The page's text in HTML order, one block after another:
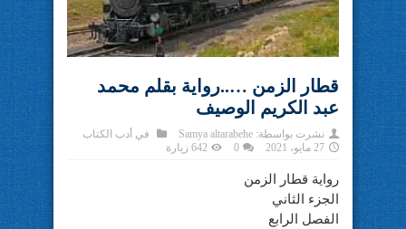
قطار الزمن …..رواية بقلم محمد
عبد الكريم الوصيف
نشرت بواسطة: Samya altarabehe في أدب الكتاب
27 مايو، 2021
0 642 زيارة
رواية قطار الزمن
الجزء الثاني
الفصل الرابع